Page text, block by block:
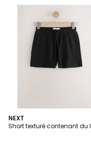
NEXT
Short texturé contenant du